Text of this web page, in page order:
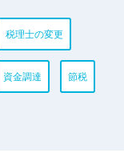
税理士の変更
資金調達 節税